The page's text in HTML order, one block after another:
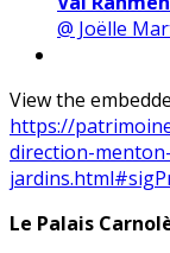
@ Joëlle
View the
https://
direction-
Le Palais